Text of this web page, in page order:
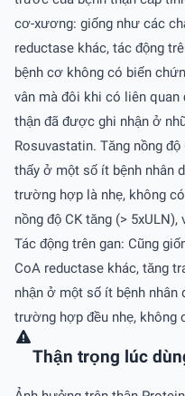
cơ-xương: giống như các
reductase khác, tác động
bệnh cơ không có biến
vân mà đôi khi có liên
thận đã được ghi nhận ở
Rosuvastatin. Tăng nồng
thấy ở một số ít bệnh nhân
trường hợp là nhẹ, không
nồng độ CK tăng (>
Tác động trên gan: Cũng
CoA reductase khác, tăng
nhận ở một số ít bệnh
trường hợp đều nhẹ, không
Thận trọng lúc